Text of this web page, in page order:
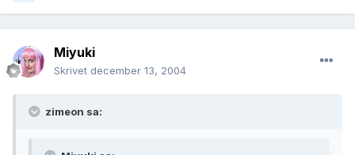
Miyuki
Skrivet december 13, 2004
zimeon sa: